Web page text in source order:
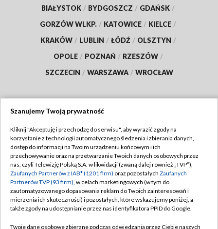
BIAŁYSTOK / BYDGOSZCZ / GDAŃSK /
GORZÓW WLKP. / KATOWICE / KIELCE /
KRAKÓW / LUBLIN / ŁÓDŹ / OLSZTYN /
OPOLE / POZNAŃ / RZESZÓW /
SZCZECIN / WARSZAWA / WROCŁAW
TVP
Abonament TVP
Emisja w TVP
Centrum informacji TVP
Naziemna Telewizja Cyfrowa
Regulamin TVP
Polityka prywatności
Moje zgody
Pomoc
Szanujemy Twoją prywatność
Kliknij "Akceptuję i przechodzę do serwisu", aby wyrazić zgody na
korzystanie z technologii automatycznego śledzenia i zbierania danych,
dostęp do informacji na Twoim urządzeniu końcowym i ich
przechowywanie oraz na przetwarzanie Twoich danych osobowych przez
nas, czyli Telewizję Polską S.A. w likwidacji (zwaną dalej również „TVP”),
Zaufanych Partnerów z IAB* (1201 firm) oraz pozostałych Zaufanych
Partnerów TVP (93 firm), w celach marketingowych (w tym do
zautomatyzowanego dopasowania reklam do Twoich zainteresowań i
mierzenia ich skuteczności) i pozostałych, które wskazujemy poniżej, a
także zgody na udostępnianie przez nas identyfikatora PPID do Google.
Twoje dane osobowe zbierane podczas odwiedzania przez Ciebie naszych